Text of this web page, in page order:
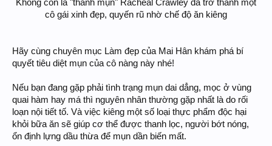
Không còn là "thánh mụn" Racheal Crawley đã trở thành một
cô gái xinh đẹp, quyến rũ nhờ chế độ ăn kiêng
Hãy cùng chuyên mục Làm đẹp của Mai Hân khám phá bí
quyết tiêu diệt mụn của cô nàng này nhé!
Nếu bạn đang gặp phải tình trạng mụn dai dẳng, mọc ở vùng
quai hàm hay má thì nguyên nhân thường gặp nhất là do rối
loạn nội tiết tố. Và việc kiêng một số loại thực phẩm độc hại
khỏi bữa ăn sẽ giúp cơ thể được thanh lọc, người bớt nóng,
ổn định lựng dầu thừa để mụn dần biến mất.